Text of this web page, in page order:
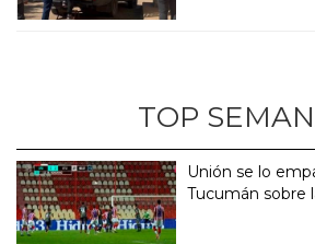
TOP
Unión se lo
Tucumán sobre